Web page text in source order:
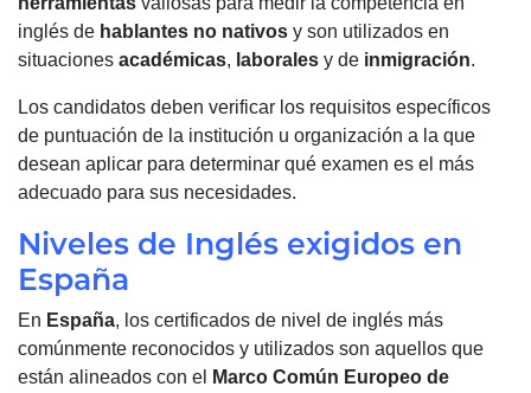
inglés de hablantes no nativos y son utilizados en
situaciones académicas, laborales y de inmigración.
Los candidatos deben verificar los requisitos específicos
de puntuación de la institución u organización a la que
desean aplicar para determinar qué examen es el más
adecuado para sus necesidades.
Niveles de Inglés exigidos en
España
En España, los certificados de nivel de inglés más
comúnmente reconocidos y utilizados son aquellos que
están alineados con el
Marco Común Europeo de